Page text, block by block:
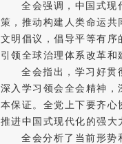
全会强调，中国式现
策，推动构建人类命运
文明倡议，倡导平等有
引领全球治理体系改革
全会指出，学习好贯
深入学习领会全会精神
本保证。全党上下要齐
推进中国式现代化的强大
全会分析了当前形势